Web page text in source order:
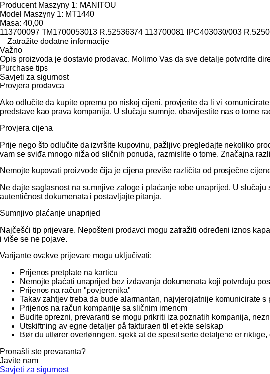
Producent Maszyny 1: MANITOU
Model Maszyny 1: MT1440
Masa: 40,00
113700097 TM1700053013 R.52536374 113700081 IPC403030/003 R.5250
Zatražite dodatne informacije
Važno
Opis proizvoda je dostavio prodavac. Molimo Vas da sve detalje potvrdite
Purchase tips
Savjeti za sigurnost
Provjera prodavca
Ako odlučite da kupite opremu po niskoj cijeni, provjerite da li vi
predstave kao prava kompanija. U slučaju sumnje, obavijestite nas o tome
Provjera cijena
Prije nego što odlučite da izvršite kupovinu, pažljivo pregledajte nekoliko
vam se sviđa mnogo niža od sličnih ponuda, razmislite o tome. Značajna
Nemojte kupovati proizvode čija je cijena previše različita od prosječne
Ne dajte saglasnost na sumnjive zaloge i plaćanje robe unaprijed. U
autentičnost dokumenata i postavljajte pitanja.
Sumnjivo plaćanje unaprijed
Najčešći tip prijevare. Nepošteni prodavci mogu zatražiti određeni iznos
i više se ne pojave.
Varijante ovakve prijevare mogu uključivati:
Prijenos pretplate na karticu
Nemojte plaćati unaprijed bez izdavanja dokumenata koji potvrđuju
Prijenos na račun "povjerenika"
Takav zahtjev treba da bude alarmantan, najvjerojatnije komunicirate s
Prijenos na račun kompanije sa sličnim imenom
Budite oprezni, prevaranti se mogu prikriti iza poznatih kompanija,
Utskiftning av egne detaljer på fakturaen til et ekte selskap
Bør du utfører overføringen, sjekk at de spesifiserte detaljene er
Pronašli ste prevaranta?
Javite nam
Savjeti za sigurnost